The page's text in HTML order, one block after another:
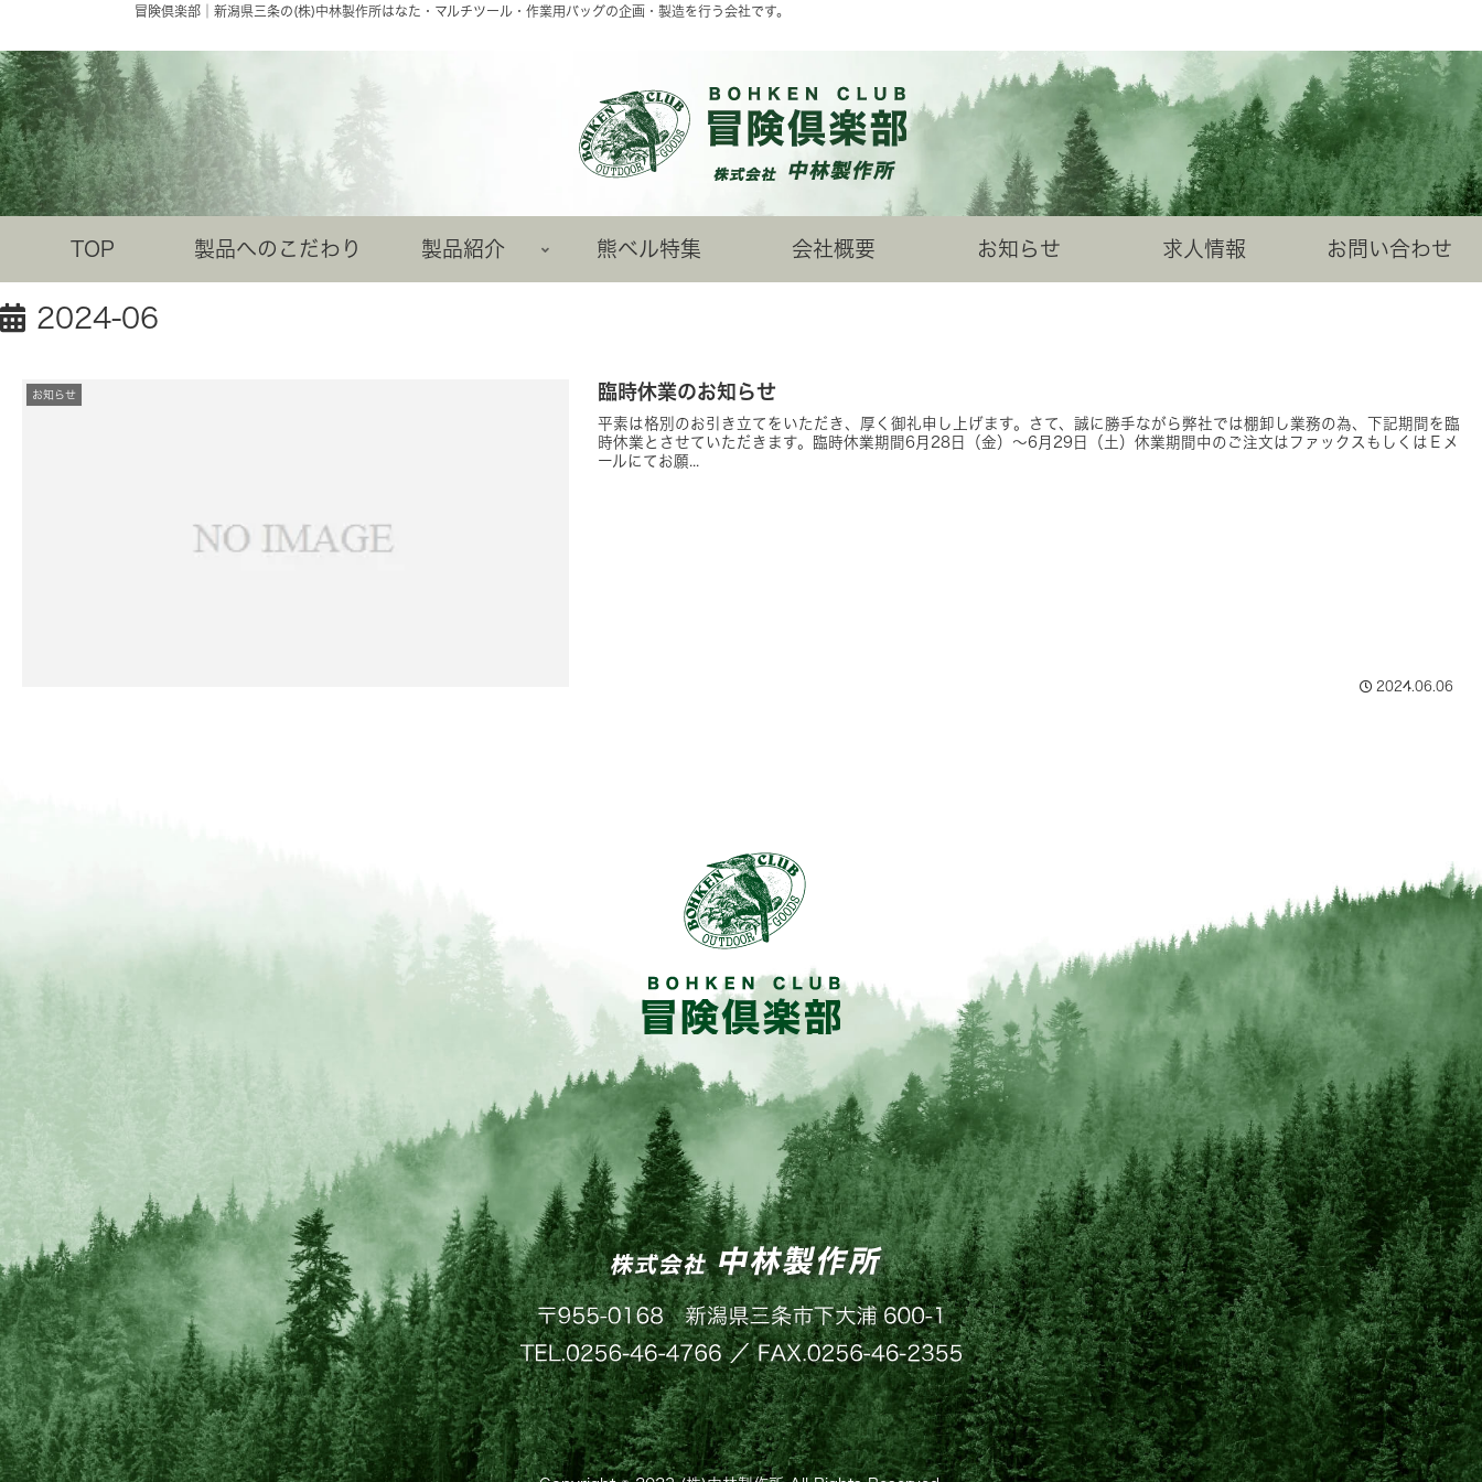
冒険倶楽部│新潟県三条の(株)中林製作所はなた・マルチツール・作業用バッグの企画・製造を行う会社です。
TOP 製品へのこだわり 製品紹介 熊ベル特集 会社概要 お知らせ 求人情報 お問い合わせ
2024-06
お知らせ 臨時休業のお知らせ
平素は格別のお引き立てをいただき、厚く御礼申し上げます。さて、誠に勝手ながら弊社では棚卸し業務の為、下記期間を臨
時休業とさせていただきます。臨時休業期間6月28日（金）～6月29日（土）休業期間中のご注文はファックスもしくはＥメ
ールにてお願...
2024.06.06